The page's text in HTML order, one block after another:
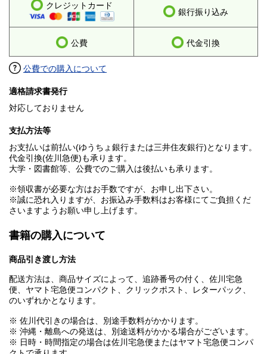
クレジットカード
銀行振り込み
公費 代金引換
公費での購入について
適格請求書発行
対応しておりません
支払方法等
お支払いは前払い(ゆうちょ銀行または三井住友銀行)となります。
代金引換(佐川急便)も承ります。
大学・図書館等、公費でのご購入は後払いも承ります。
※領収書が必要な方はお手数ですが、お申し出下さい。
※誠に恐れ入りますが、お振込み手数料はお客様にてご負担くだ
さいますようお願い申し上げます。
書籍の購入について
商品引き渡し方法
配送方法は、商品サイズによって、追跡番号の付く、佐川宅急
便、ヤマト宅急便コンパクト、クリックポスト、レターパック、
のいずれかとなります。
※ 佐川代引きの場合は、別途手数料がかかります。
※ 沖縄・離島への発送は、別途送料がかかる場合がございます。
※ 日時・時間指定の場合は佐川宅急便またはヤマト宅急便コンパ